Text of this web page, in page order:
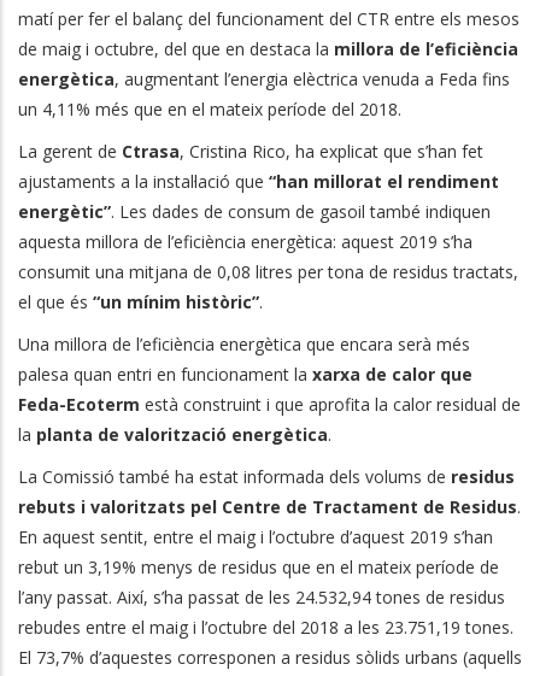
matí per fer el balanç del funcionament del CTR entre els mesos
de maig i octubre, del que en destaca la millora de l’eficiència
energètica, augmentant l’energia elèctrica venuda a Feda fins
un 4,11% més que en el mateix període del 2018.
La gerent de Ctrasa, Cristina Rico, ha explicat que s’han fet
ajustaments a la instal·lació que “han millorat el rendiment
energètic”. Les dades de consum de gasoil també indiquen
aquesta millora de l’eficiència energètica: aquest 2019 s’ha
consumit una mitjana de 0,08 litres per tona de residus tractats,
el que és “un mínim històric”.
Una millora de l’eficiència energètica que encara serà més
palesa quan entri en funcionament la xarxa de calor que
Feda-Ecoterm està construint i que aprofita la calor residual de
la planta de valorització energètica.
La Comissió també ha estat informada dels volums de residus
rebuts i valoritzats pel Centre de Tractament de Residus.
En aquest sentit, entre el maig i l’octubre d’aquest 2019 s’han
rebut un 3,19% menys de residus que en el mateix període de
l’any passat. Així, s’ha passat de les 24.532,94 tones de residus
rebudes entre el maig i l’octubre del 2018 a les 23.751,19 tones.
El 73,7% d’aquestes corresponen a residus sòlids urbans (aquells